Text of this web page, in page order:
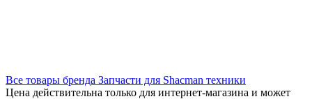
Все товары бренда Запчасти для Shacman техники
Цена действительна только для интернет-магазина и может